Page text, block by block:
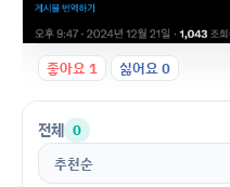
좋아요1 싫어요0
전체 0